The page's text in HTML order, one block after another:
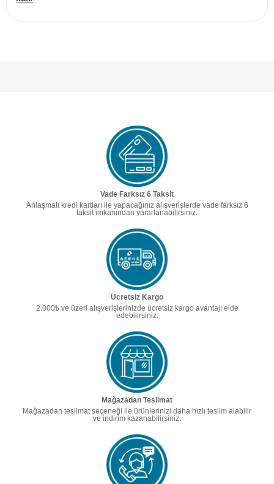
Vade Farksız 6 Taksit
Anlaşmalı kredi kartları ile yapacağınız alışverişlerde vade farksız 6
taksit imkanından yararlanabilirsiniz.
Ücretsiz Kargo
2.000₺ ve üzeri alışverişlerinizde ücretsiz kargo avantajı elde
edebilirsiniz.
Mağazadan Teslimat
Mağazadan teslimat seçeneği ile ürünlerinizi daha hızlı teslim alabilir
ve indirim kazanabilirsiniz.